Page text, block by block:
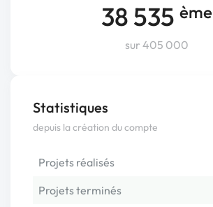
38 535 ème
sur 405 000
Statistiques
depuis la création du compte
Projets réalisés
Projets terminés